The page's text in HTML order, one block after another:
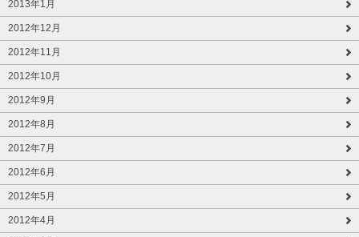
2013年1月
2012年12月
2012年11月
2012年10月
2012年9月
2012年8月
2012年7月
2012年6月
2012年5月
2012年4月